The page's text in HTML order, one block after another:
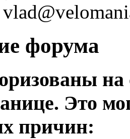
форума
на
Это
причин: